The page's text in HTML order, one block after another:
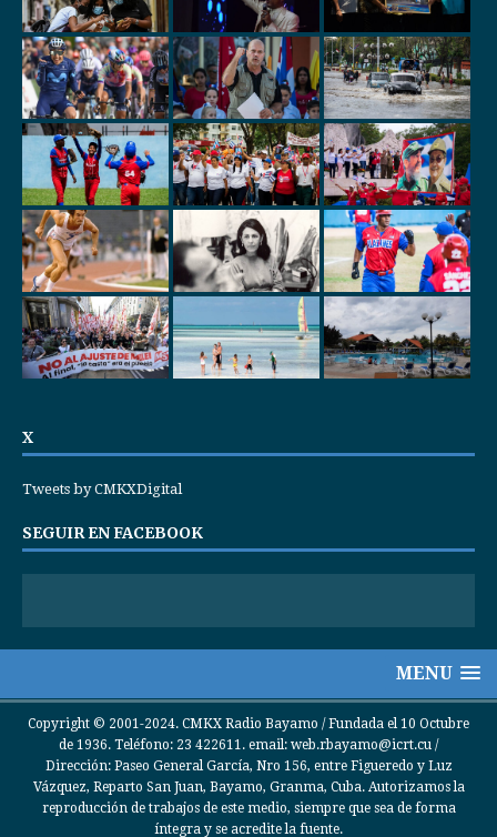
X
Tweets by CMKXDigital
SEGUIR EN FACEBOOK
MENU
Copyright © 2001-2024. CMKX Radio Bayamo / Fundada el 10 Octubre
de 1936. Teléfono: 23 422611. email: web.rbayamo@icrt.cu /
Dirección: Paseo General García, Nro 156, entre Figueredo y Luz
Vázquez, Reparto San Juan, Bayamo, Granma, Cuba. Autorizamos la
reproducción de trabajos de este medio, siempre que sea de forma
íntegra y se acredite la fuente.